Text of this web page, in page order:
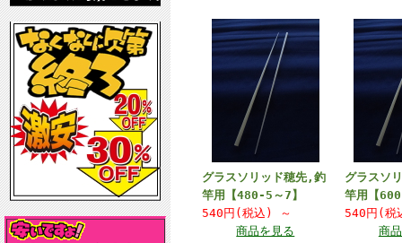
グラスソリッド穂先,釣
竿用【480-5～7】
540円(税込)
～
商品を見る
グラスソ
竿用【
540円(
商